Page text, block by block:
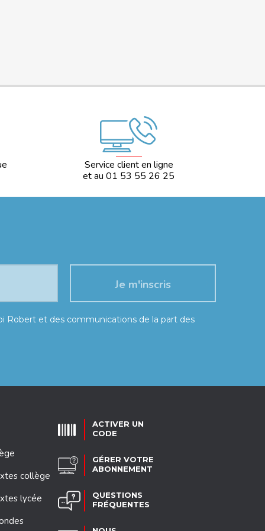
Service client en ligne
et au 01 53 55 26 25
Robert et des communications de la part des
collège
lycée
ACTIVER UN
CODE
GÉRER VOTRE
ABONNEMENT
QUESTIONS
FRÉQUENTES